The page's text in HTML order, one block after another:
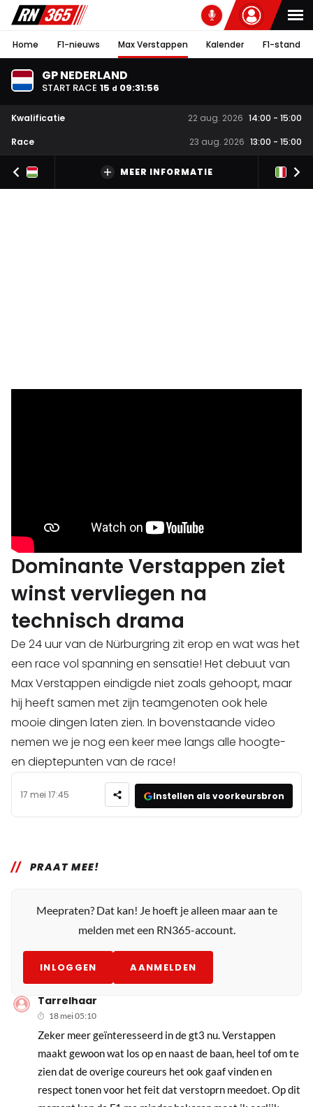
Home F1-nieuws Max Verstappen Kalender F1-stand
GP NEDERLAND
START RACE 15 d 09:31:56
Kwalificatie 22 aug. 2026 14:00 - 15:00
Race
23 aug. 2026 13:00 - 15:00
MEER INFORMATIE
Dominante Verstappen ziet
winst vervliegen na
technisch drama
De 24 uur van de Nürburgring zit erop en wat was het
een race vol spanning en sensatie! Het debuut van
Max Verstappen eindigde niet zoals gehoopt, maar
hij heeft samen met zijn teamgenoten ook hele
mooie dingen laten zien. In bovenstaande video
nemen we je nog een keer mee langs alle hoogte-
en dieptepunten van de race!
17 mei 17:45 Instellen als voorkeursbron
PRAAT MEE!
Meepraten? Dat kan! Je hoeft je alleen maar aan te
melden met een RN365-account.
INLOGGEN AANMELDEN
Tarrelhaar
18 mei 05:10
Zeker meer geïnteresseerd in de gt3 nu. Verstappen
maakt gewoon wat los op en naast de baan, heel tof om te
zien dat de overige coureurs het ook gaaf vinden en
respect tonen voor het feit dat verstoprn meedoet. Op dit